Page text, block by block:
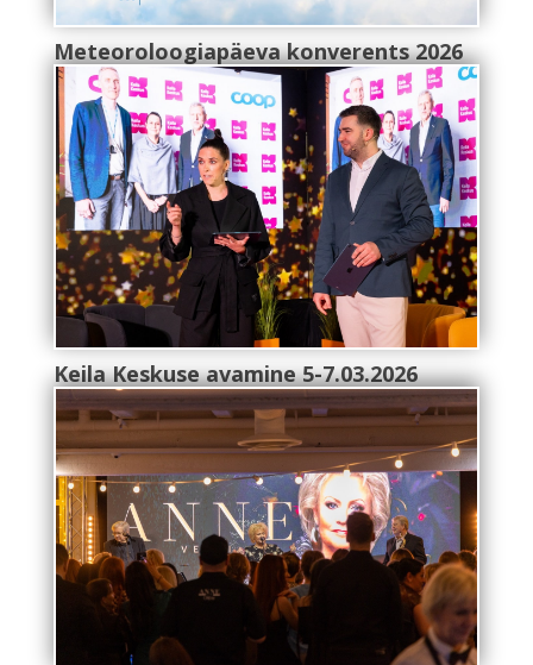
Meteoroloogiapäeva konverents 2026
Keila Keskuse avamine 5-7.03.2026